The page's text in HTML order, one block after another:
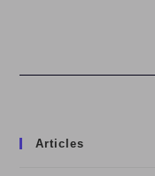
Articles